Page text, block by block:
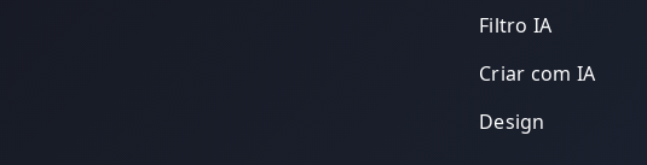
Filtro IA
Criar com IA
Design